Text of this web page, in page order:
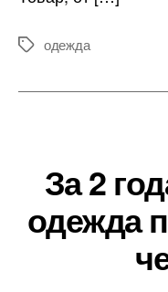
Меткиодежда
За 2
одежда